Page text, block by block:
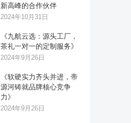
新高峰的合作伙伴
2024年10月31日
《九航云选：源头工厂，
茶礼一对一的定制服务》
2024年9月26日
《软硬实力齐头并进，帝
源河铸就品牌核心竞争
力》
2024年9月26日